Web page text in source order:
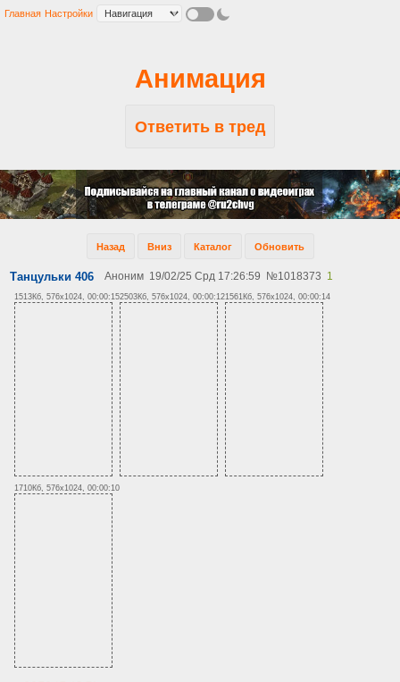
Главная Настройки
Анимация
Ответить в тред
Назад Вниз Каталог Обновить
Танцульки 406 Аноним 19/02/25 Срд 17:26:59 №1018373 1
1513Кб, 576x1024, 00:00:152503Кб, 576x1024, 00:00:121561Кб, 576x1024, 00:00:14
1710Кб, 576x1024, 00:00:10